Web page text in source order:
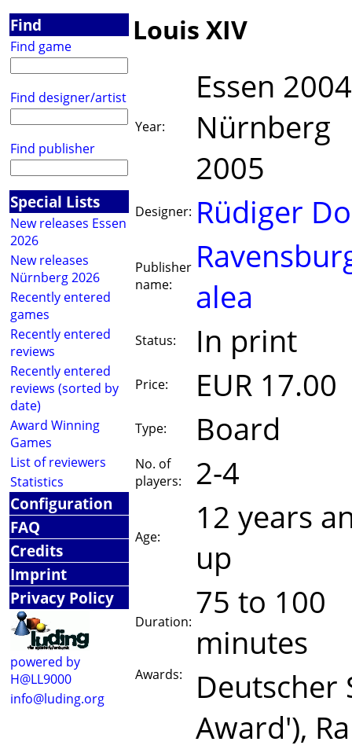
Find
Find game
Find designer/artist
Find publisher
Special Lists
New releases Essen
2026
New releases
Nürnberg 2026
Recently entered
games
Recently entered
reviews
Recently entered
reviews (sorted by
date)
Award Winning
Games
List of reviewers
Statistics
Configuration
FAQ
Credits
Imprint
Privacy Policy
powered by
H@LL9000
info@luding.org
Louis XIV
Year:
Essen 2004
Nürnberg
2005
Designer: Rüdiger
Publisher
name:
alea
Status: In print
Price: EUR 17.00
Type: Board
No. of
players:
2-4
Age:
12 years
up
Duration: 75 to 100
minutes
Awards:
Deutscher
Award'),